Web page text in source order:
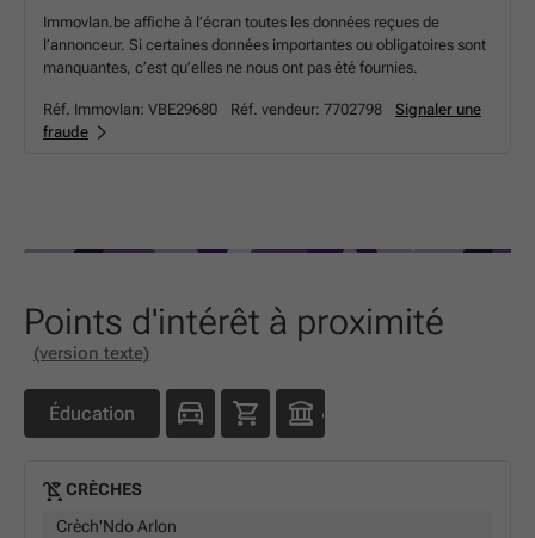
Immovlan.be affiche à l’écran toutes les données reçues de
l’annonceur. Si certaines données importantes ou obligatoires sont
manquantes, c’est qu’elles ne nous ont pas été fournies.
Réf. Immovlan: VBE29680 Réf. vendeur: 7702798
Signaler une
fraude
Points d'intérêt à proximité
(version texte)
Éducation
CRÈCHES
Crèch'Ndo Arlon